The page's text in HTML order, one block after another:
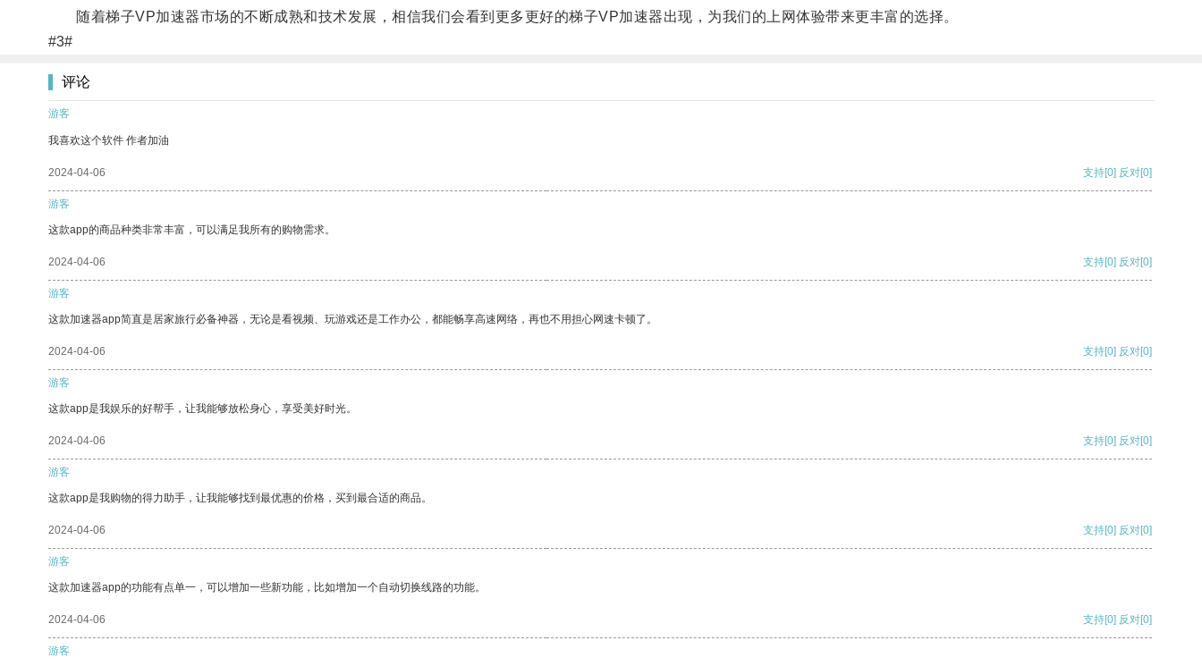
随着梯子VP加速器市场的不断成熟和技术发展，相信我们会看到更多更好的梯子VP加速器出现，为我们的上网体验带来更丰富的选择。
#3#
评论
游客
我喜欢这个软件 作者加油
2024-04-06 支持[0] 反对[0]
游客
这款app的商品种类非常丰富，可以满足我所有的购物需求。
2024-04-06 支持[0] 反对[0]
游客
这款加速器app简直是居家旅行必备神器，无论是看视频、玩游戏还是工作办公，都能畅享高速网络，再也不用担心网速卡顿了。
2024-04-06 支持[0] 反对[0]
游客
这款app是我娱乐的好帮手，让我能够放松身心，享受美好时光。
2024-04-06 支持[0] 反对[0]
游客
这款app是我购物的得力助手，让我能够找到最优惠的价格，买到最合适的商品。
2024-04-06 支持[0] 反对[0]
游客
这款加速器app的功能有点单一，可以增加一些新功能，比如增加一个自动切换线路的功能。
2024-04-06 支持[0] 反对[0]
游客